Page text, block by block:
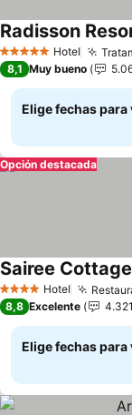
5 Estrellas Hotel
Radisson
8,1 Muy bueno
Elige fechas
Opción destacada
4 EstrellasHotel
Sairee
8,8 Excelente 4.321
Elige fechas